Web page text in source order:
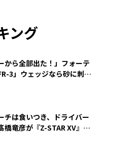
ング
から全部出た！」フォーテ
3」ウェッジなら砂に刺さ
チは食いつき、ドライバー
橋竜彦が『Z-STAR XV』を